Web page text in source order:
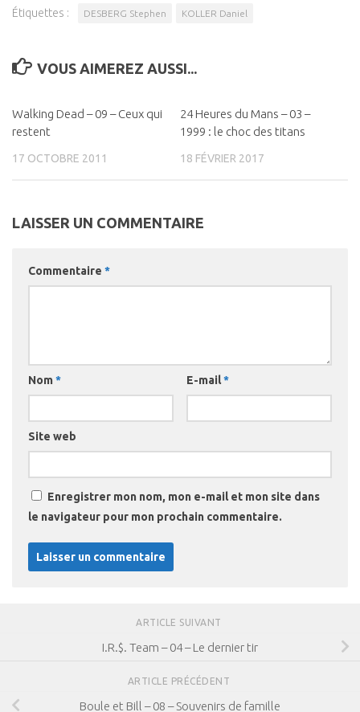
Étiquettes : DESBERG Stephen KOLLER Daniel
VOUS AIMEREZ AUSSI...
Walking Dead – 09 – Ceux qui
restent
17 OCTOBRE 2011
24 Heures du Mans – 03 –
1999 : le choc des titans
18 FÉVRIER 2017
LAISSER UN COMMENTAIRE
Commentaire *
Nom * E-mail*
Site web
Enregistrer mon nom, mon e-mail et mon site dans
le navigateur pour mon prochain commentaire.
ARTICLE SUIVANT
I.R.$. Team – 04 – Le dernier tir
ARTICLE PRÉCÉDENT
Boule et Bill – 08 – Souvenirs de famille